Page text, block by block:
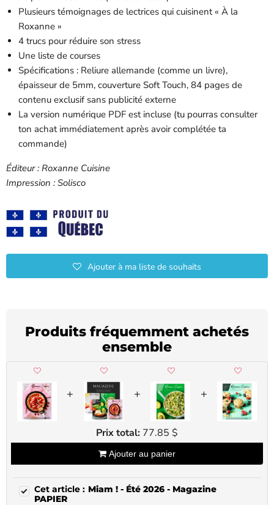
Plusieurs témoignages de lectrices qui cuisinent « À la
Roxanne »
4 trucs pour réduire son stress
Une liste de courses
Spécifications : Reliure allemande (comme un livre),
épaisseur de 5mm, couverture Soft Touch, 84 pages de
contenu exclusif sans publicité externe
La version numérique PDF est incluse (tu pourras consulter
ton achat immédiatement après avoir complétée ta
commande)
Éditeur : Roxanne Cuisine
Impression : Solisco
Ajouter à ma liste de souhaits
Produits fréquemment achetés
ensemble
+ + +
Prix total: 77.85 $
Ajouter au panier
Miam ! - Été 2026 - Magazine
PAPIER